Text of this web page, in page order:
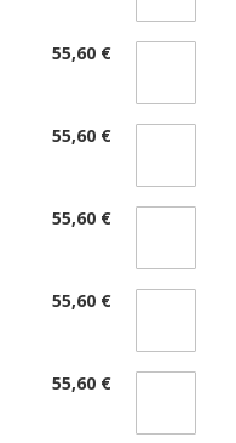
55,60 €
55,60 €
55,60 €
55,60 €
55,60 €